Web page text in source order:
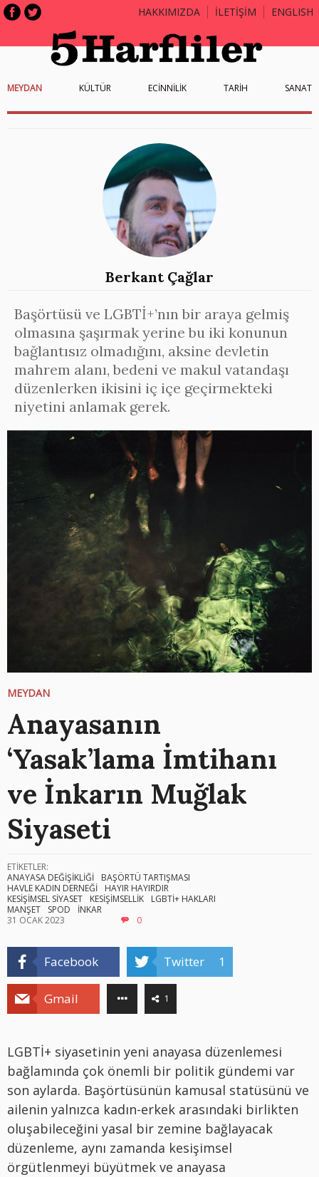
HAKKIMIZDA İLETİŞİM ENGLISH
MEYDAN KÜLTÜR ECİNNİLİK TARİH SANAT
Berkant Çağlar
Başörtüsü ve LGBTİ+’nın bir araya gelmiş
olmasına şaşırmak yerine bu iki konunun
bağlantısız olmadığını, aksine devletin
mahrem alanı, bedeni ve makul vatandaşı
düzenlerken ikisini iç içe geçirmekteki
niyetini anlamak gerek.
MEYDAN
Anayasanın
‘Yasak’lama İmtihanı
ve İnkarın Muğlak
Siyaseti
ETİKETLER:
ANAYASA DEĞİŞİKLİĞİ
BAŞÖRTÜ TARTIŞMASI
HAVLE KADIN DERNEĞİ
HAYIR HAYIRDIR
KESİŞİMSEL SİYASET
KESİŞİMSELLİK
LGBTİ+ HAKLARI
MANŞET
SPOD
İNKAR
31 OCAK 2023
0
Facebook Twitter 1
Gmail 1
LGBTİ+ siyasetinin yeni anayasa düzenlemesi
bağlamında çok önemli bir politik gündemi var
son aylarda. Başörtüsünün kamusal statüsünü ve
ailenin yalnızca kadın-erkek arasındaki birlikten
oluşabileceğini yasal bir zemine bağlayacak
düzenleme, aynı zamanda kesişimsel
örgütlenmeyi büyütmek ve anayasa